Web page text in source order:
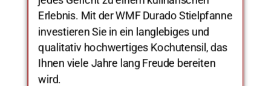
Erlebnis. Mit der WMF Durado Stielpfanne
investieren Sie in ein langlebiges und
qualitativ hochwertiges Kochutensil, das
Ihnen viele Jahre lang Freude bereiten
wird.